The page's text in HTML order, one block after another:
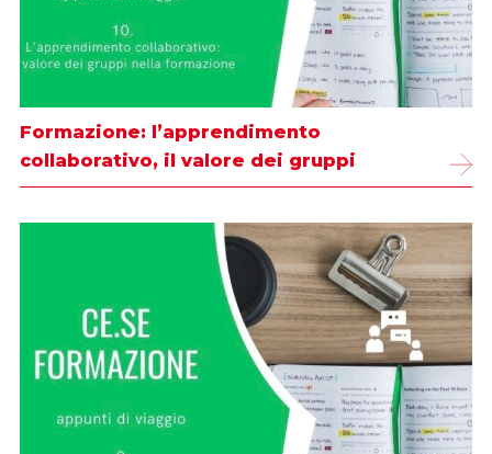
Formazione: l’apprendimento
collaborativo, il valore dei gruppi